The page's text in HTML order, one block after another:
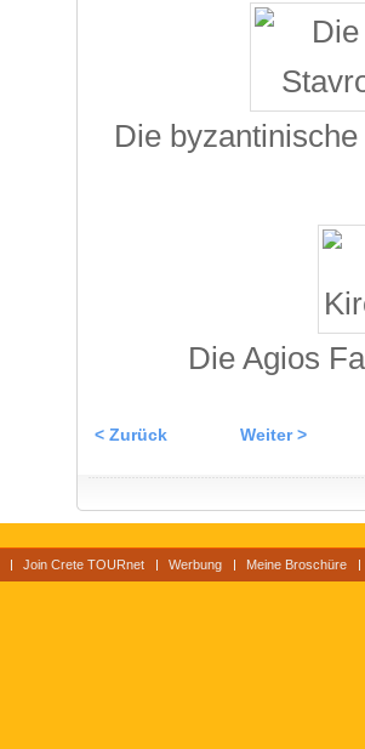
Die
Die Agios
< Zurück Weiter >
Join Crete TOURnet Werbung Meine Broschüre